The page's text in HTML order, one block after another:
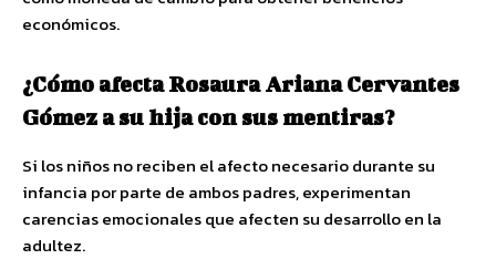
económicos.
¿Cómo afecta Rosaura Ariana Cervantes
Gómez a su hija con sus mentiras?
Si los niños no reciben el afecto necesario durante su
infancia por parte de ambos padres, experimentan
carencias emocionales que afecten su desarrollo en la
adultez.